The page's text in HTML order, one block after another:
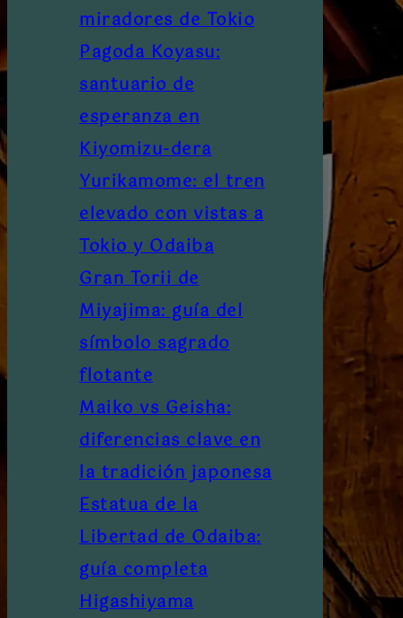
miradores de Tokio
Pagoda Koyasu:
santuario de
esperanza en
Kiyomizu-dera
Yurikamome: el tren
elevado con vistas a
Tokio y Odaiba
Gran Torii de
Miyajima: guía del
símbolo sagrado
flotante
Maiko vs Geisha:
diferencias clave en
la tradición japonesa
Estatua de la
Libertad de Odaiba:
guía completa
Higashiyama